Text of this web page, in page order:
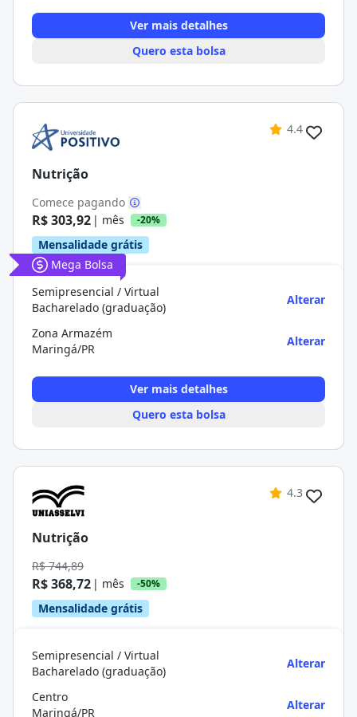
Ver mais detalhes
Quero esta bolsa
4.4
Nutrição
Comece pagando
R$ 303,92 | mês -20%
Mensalidade grátis
Mega Bolsa
Semipresencial / Virtual
Bacharelado (graduação)
Alterar
Zona Armazém
Maringá/PR
Alterar
Ver mais detalhes
Quero esta bolsa
4.3
Nutrição
R$ 744,89
R$ 368,72 | mês -50%
Mensalidade grátis
Semipresencial / Virtual
Bacharelado (graduação)
Alterar
Centro
Maringá/PR
Alterar